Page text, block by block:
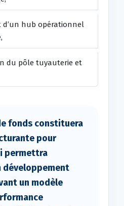
d’un hub opérationnel
du pôle tuyauterie et
fonds constituera
pour
permettra
développement
un modèle